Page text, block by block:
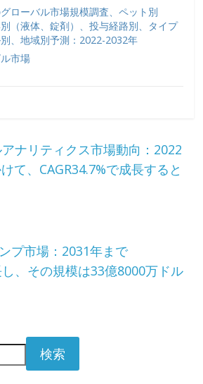
ローバル市場規模調査、ペット別
別（液体、錠剤）、投与経路別、タイプ
、地域別予測：2022-2032年
市場
ナリティクス市場動向：2022
て、CAGR34.7%で成長すると
プ市場：2031年まで
し、その規模は33億8000万ドル
検索